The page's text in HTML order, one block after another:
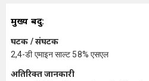
मुख्य बिंदु:
घटक / संघटक
2,4-डी एमाइन साल्ट 58% एसएल
अतिरिक्त जानकारी